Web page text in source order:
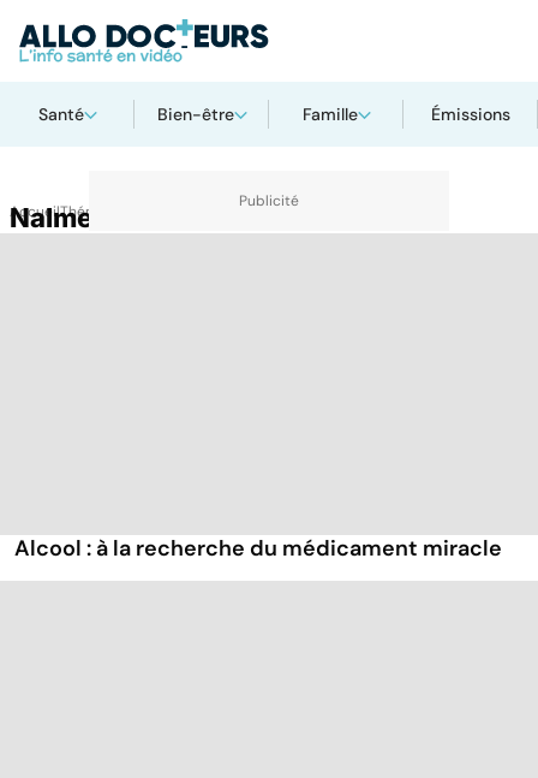
Santé Bien-être Famille Émissions
AccueilThématiques
Nalmefene
Alcool : à la recherche du médicament miracle